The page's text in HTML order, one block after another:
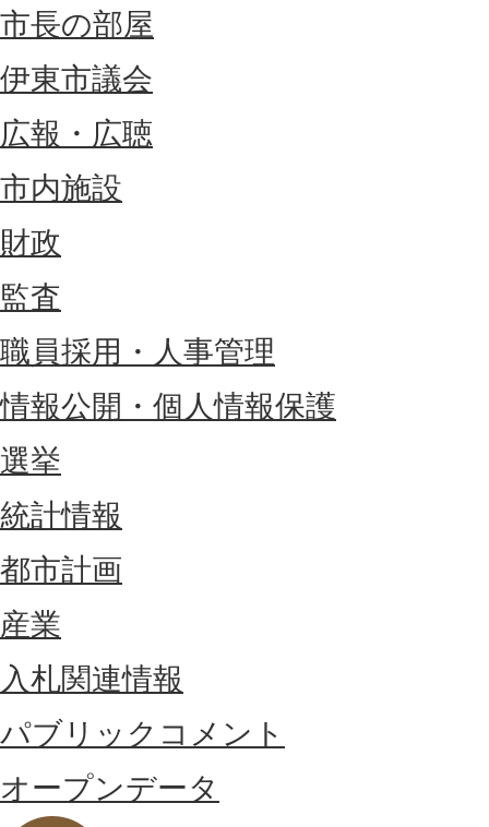
市長の部屋
伊東市議会
広報・広聴
市内施設
財政
監査
職員採用・人事管理
情報公開・個人情報保護
選挙
統計情報
都市計画
産業
入札関連情報
パブリックコメント
オープンデータ